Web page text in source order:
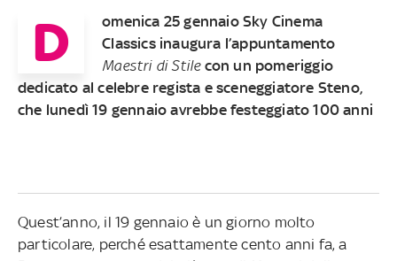
D
omenica 25 gennaio Sky Cinema
Classics inaugura l’appuntamento
Maestri di Stilecon un pomeriggio
dedicato al celebre regista e sceneggiatore Steno,
che lunedì 19 gennaio avrebbe festeggiato 100 anni
Quest’anno, il 19 gennaio è un giorno molto
particolare, perché esattamente cento anni fa, a